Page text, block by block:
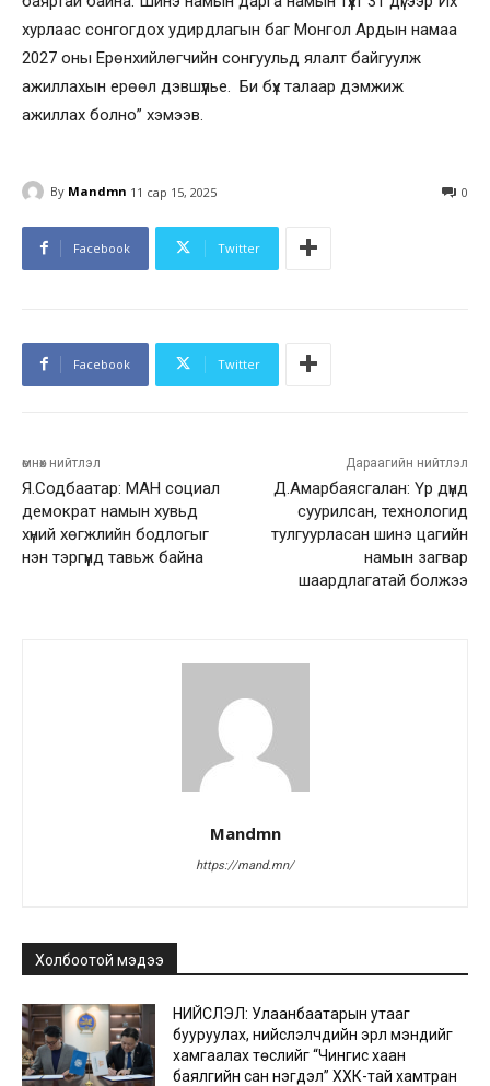
хурлаас сонгогдох удирдлагын баг Монгол Ардын намаа
2027 оны Ерөнхийлөгчийн сонгуульд ялалт байгуулж
ажиллахын ерөөл дэвшүүлье. Би бүх талаар дэмжиж
ажиллах болно” хэмээв.
By Mandmn 11 сар 15, 2025 0
Facebook Twitter
Facebook Twitter
өмнөх нийтлэл
Я.Содбаатар: МАН социал
демократ намын хувьд
хүний хөгжлийн бодлогыг
нэн тэргүүнд тавьж байна
Дараагийн нийтлэл
Д.Амарбаясгалан: Үр дүнд
суурилсан, технологид
тулгуурласан шинэ цагийн
намын загвар
шаардлагатай болжээ
Mandmn
https://mand.mn/
Холбоотой мэдээ
НИЙСЛЭЛ: Улаанбаатарын утааг
бууруулах, нийслэлчүүдийн эрүүл мэндийг
хамгаалах төслийг “Чингис хаан
баялгийн сан нэгдэл” ХХК-тай хамтран